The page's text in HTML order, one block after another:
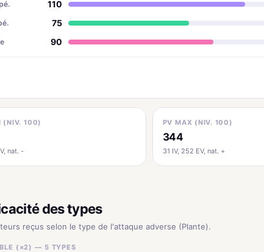
110
75
90
(NIV. 100)
nat. -
PV MAX (NIV. 100)
344
31 IV, 252 EV, nat. +
des types
reçus selon le type de l'attaque adverse (Plante).
(×2) — 5 TYPES